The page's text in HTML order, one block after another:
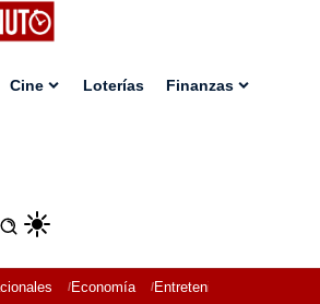
Cine Loterías Finanzas
Economía Entretenimiento